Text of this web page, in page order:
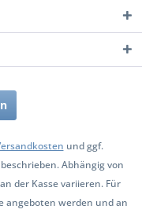
und ggf.
Abhängig von
der Kasse variieren. Für
angeboten werden und an